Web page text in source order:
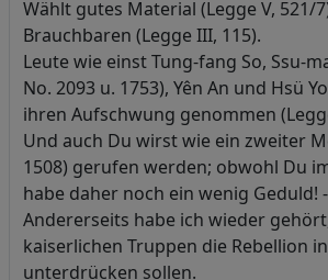
Wählt gutes Material (Legge V, 521/
Brauchbaren (Legge III, 115).
Leute wie einst Tung-fang So, Ssu-
No. 2093 u. 1753), Yên An und Hsü
ihren Aufschwung genommen
Und auch Du wirst wie ein zweiter
1508) gerufen werden; obwohl Du
habe daher noch ein wenig Geduld! -
Andererseits habe ich wieder
kaiserlichen Truppen die Rebellion
unterdrücken sollen.